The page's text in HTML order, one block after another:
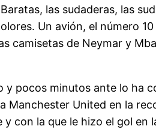
las sudaderas, las
Un avión, el número
camisetas de Neymar y
y pocos minutos ante lo ha
Manchester United en la
con la que le hizo el gol en